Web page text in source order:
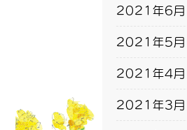
2021年6月
2021年5月
2021年4月
2021年3月